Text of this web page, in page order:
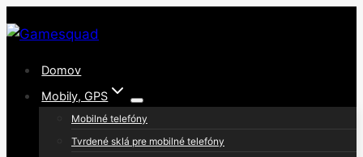
to
Domov
Mobily, GPS
Mobilné telefóny
Tvrdené sklá pre mobilné telefóny